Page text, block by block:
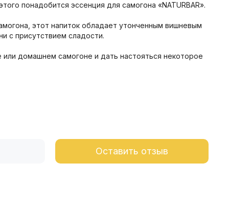
понадобится эссенция для самогона «NATURBAR».
этот напиток обладает утонченным вишневым
с присутствием сладости.
домашнем самогоне и дать настояться некоторое
Оставить отзыв